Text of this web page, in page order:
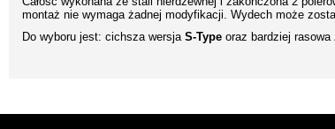
montaż nie wymaga żadnej modyfikacji. Wydech może
Do wyboru jest: cichsza wersja S-Type oraz bardziej rasowa